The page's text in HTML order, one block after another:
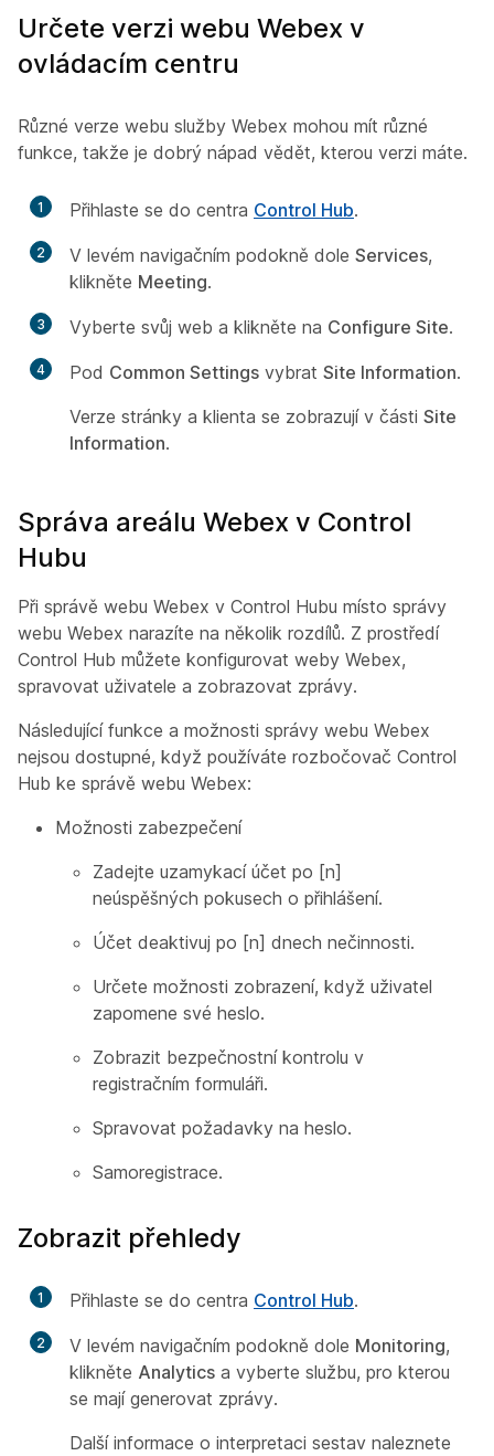
Určete verzi webu Webex v
ovládacím centru
Různé verze webu služby Webex mohou mít různé
funkce, takže je dobrý nápad vědět, kterou verzi máte.
1 Přihlaste se do centra Control Hub.
2 V levém navigačním podokně dole Services,
klikněte Meeting.
3 Vyberte svůj web a klikněte na Configure Site.
4 Pod Common Settings vybrat Site Information.
Verze stránky a klienta se zobrazují v části Site
Information.
Správa areálu Webex v Control
Hubu
Při správě webu Webex v Control Hubu místo správy
webu Webex narazíte na několik rozdílů. Z prostředí
Control Hub můžete konfigurovat weby Webex,
spravovat uživatele a zobrazovat zprávy.
Následující funkce a možnosti správy webu Webex
nejsou dostupné, když používáte rozbočovač Control
Hub ke správě webu Webex:
Možnosti zabezpečení
Zadejte uzamykací účet po [n]
neúspěšných pokusech o přihlášení.
Účet deaktivuj po [n] dnech nečinnosti.
Určete možnosti zobrazení, když uživatel
zapomene své heslo.
Zobrazit bezpečnostní kontrolu v
registračním formuláři.
Spravovat požadavky na heslo.
Samoregistrace.
Zobrazit přehledy
1 Přihlaste se do centra Control Hub.
2 V levém navigačním podokně dole Monitoring,
klikněte Analytics a vyberte službu, pro kterou
se mají generovat zprávy.
Další informace o interpretaci sestav naleznete